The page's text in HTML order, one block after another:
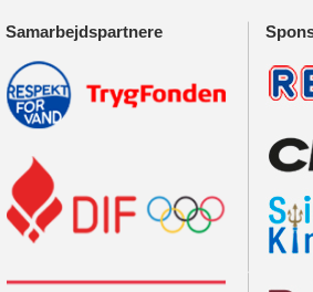
Samarbejdspartnere